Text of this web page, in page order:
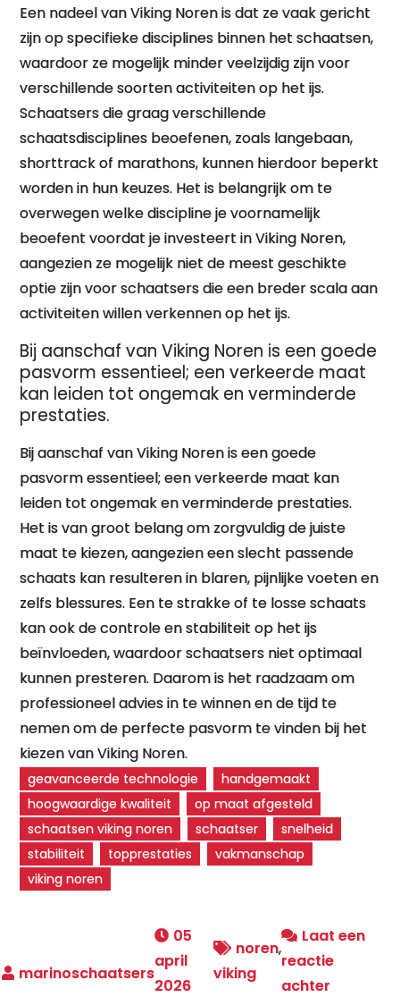
Een nadeel van Viking Noren is dat ze vaak gericht
zijn op specifieke disciplines binnen het schaatsen,
waardoor ze mogelijk minder veelzijdig zijn voor
verschillende soorten activiteiten op het ijs.
Schaatsers die graag verschillende
schaatsdisciplines beoefenen, zoals langebaan,
shorttrack of marathons, kunnen hierdoor beperkt
worden in hun keuzes. Het is belangrijk om te
overwegen welke discipline je voornamelijk
beoefent voordat je investeert in Viking Noren,
aangezien ze mogelijk niet de meest geschikte
optie zijn voor schaatsers die een breder scala aan
activiteiten willen verkennen op het ijs.
Bij aanschaf van Viking Noren is een goede
pasvorm essentieel; een verkeerde maat
kan leiden tot ongemak en verminderde
prestaties.
Bij aanschaf van Viking Noren is een goede
pasvorm essentieel; een verkeerde maat kan
leiden tot ongemak en verminderde prestaties.
Het is van groot belang om zorgvuldig de juiste
maat te kiezen, aangezien een slecht passende
schaats kan resulteren in blaren, pijnlijke voeten en
zelfs blessures. Een te strakke of te losse schaats
kan ook de controle en stabiliteit op het ijs
beïnvloeden, waardoor schaatsers niet optimaal
kunnen presteren. Daarom is het raadzaam om
professioneel advies in te winnen en de tijd te
nemen om de perfecte pasvorm te vinden bij het
kiezen van Viking Noren.
geavanceerde technologie
handgemaakt
hoogwaardige kwaliteit
op maat afgesteld
schaatsen viking noren
schaatser
snelheid
stabiliteit
topprestaties
vakmanschap
viking noren
05
april
2026
noren,
viking
Laat een
reactie
achterop